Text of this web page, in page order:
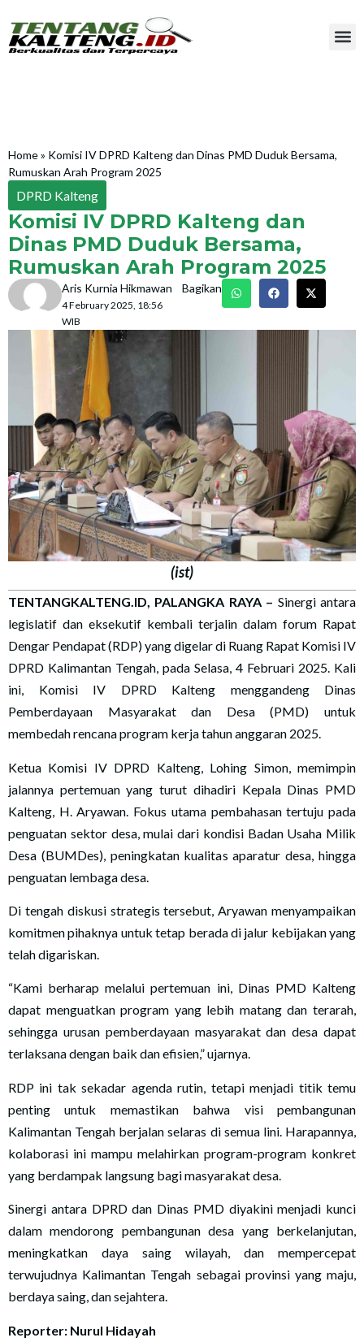
Home» Komisi IV DPRD Kalteng dan Dinas PMD Duduk Bersama,
Rumuskan Arah Program 2025
DPRD Kalteng
Komisi IV DPRD Kalteng dan
Dinas PMD Duduk Bersama,
Rumuskan Arah Program 2025
Aris Kurnia Hikmawan
4 February 2025, 18:56
WIB
Bagikan
(ist)
TENTANGKALTENG.ID, PALANGKA RAYA – Sinergi antara
legislatif dan eksekutif kembali terjalin dalam forum Rapat
Dengar Pendapat (RDP) yang digelar di Ruang Rapat Komisi IV
DPRD Kalimantan Tengah, pada Selasa, 4 Februari 2025. Kali
ini, Komisi IV DPRD Kalteng menggandeng Dinas
Pemberdayaan Masyarakat dan Desa (PMD) untuk
membedah rencana program kerja tahun anggaran 2025.
Ketua Komisi IV DPRD Kalteng, Lohing Simon, memimpin
jalannya pertemuan yang turut dihadiri Kepala Dinas PMD
Kalteng, H. Aryawan. Fokus utama pembahasan tertuju pada
penguatan sektor desa, mulai dari kondisi Badan Usaha Milik
Desa (BUMDes), peningkatan kualitas aparatur desa, hingga
penguatan lembaga desa.
Di tengah diskusi strategis tersebut, Aryawan menyampaikan
komitmen pihaknya untuk tetap berada di jalur kebijakan yang
telah digariskan.
“Kami berharap melalui pertemuan ini, Dinas PMD Kalteng
dapat menguatkan program yang lebih matang dan terarah,
sehingga urusan pemberdayaan masyarakat dan desa dapat
terlaksana dengan baik dan efisien,” ujarnya.
RDP ini tak sekadar agenda rutin, tetapi menjadi titik temu
penting untuk memastikan bahwa visi pembangunan
Kalimantan Tengah berjalan selaras di semua lini. Harapannya,
kolaborasi ini mampu melahirkan program-program konkret
yang berdampak langsung bagi masyarakat desa.
Sinergi antara DPRD dan Dinas PMD diyakini menjadi kunci
dalam mendorong pembangunan desa yang berkelanjutan,
meningkatkan daya saing wilayah, dan mempercepat
terwujudnya Kalimantan Tengah sebagai provinsi yang maju,
berdaya saing, dan sejahtera.
Reporter: Nurul Hidayah